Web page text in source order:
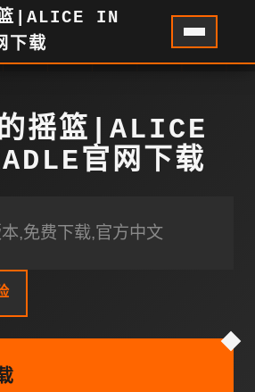
篮|ALICE IN
下载
摇篮|ALICE
官网下载
,免费下载,官方中文